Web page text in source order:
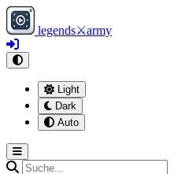
legends⚔army
Light
Dark
Auto